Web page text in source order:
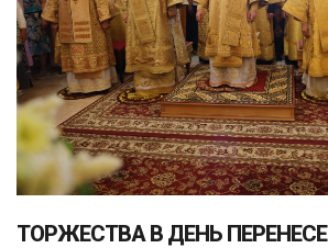
ТОРЖЕСТВА В ДЕНЬ